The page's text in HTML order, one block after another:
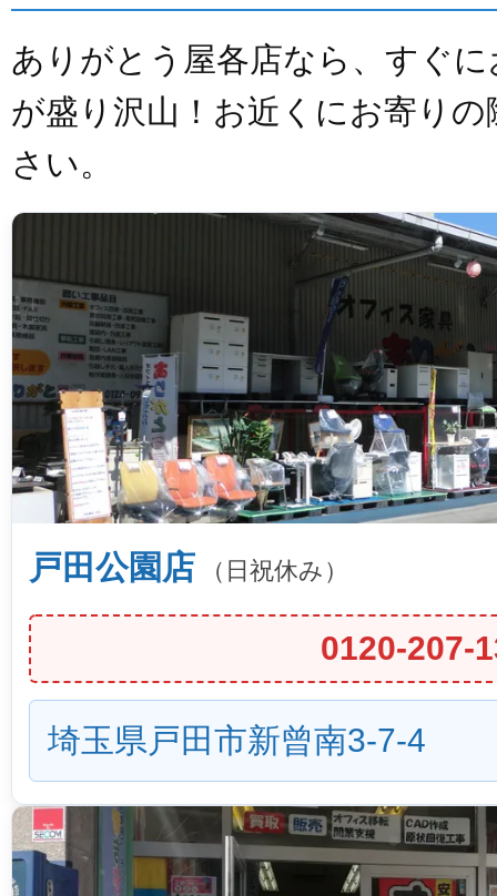
ありがとう屋各店なら、すぐ
が盛り沢山！お近くにお寄り
さい。
戸田公園店 （日祝休み）
0120-207-
埼玉県戸田市新曾南3-7-4